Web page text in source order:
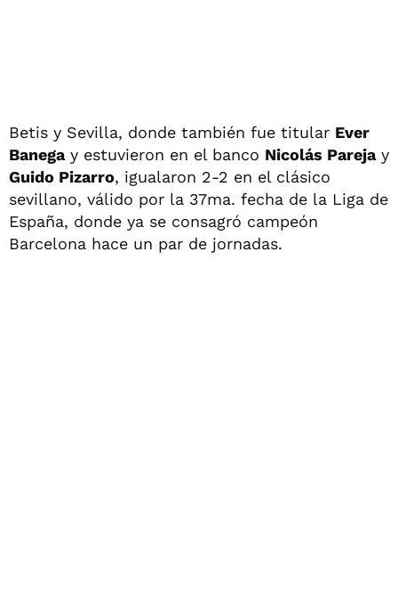
Betis y Sevilla, donde también fue titular Ever
Banegay estuvieron en el banco Nicolás Parejay
Guido Pizarro, igualaron 2-2 en el clásico
sevillano, válido por la 37ma. fecha de la Liga de
España, donde ya se consagró campeón
Barcelona hace un par de jornadas.